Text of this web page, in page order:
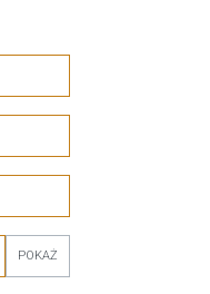
POKAŻ